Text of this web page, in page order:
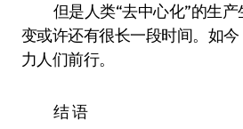
但是人类“去中心化”的生
变或许还有很长一段时间。如
力人们前行。
结 语